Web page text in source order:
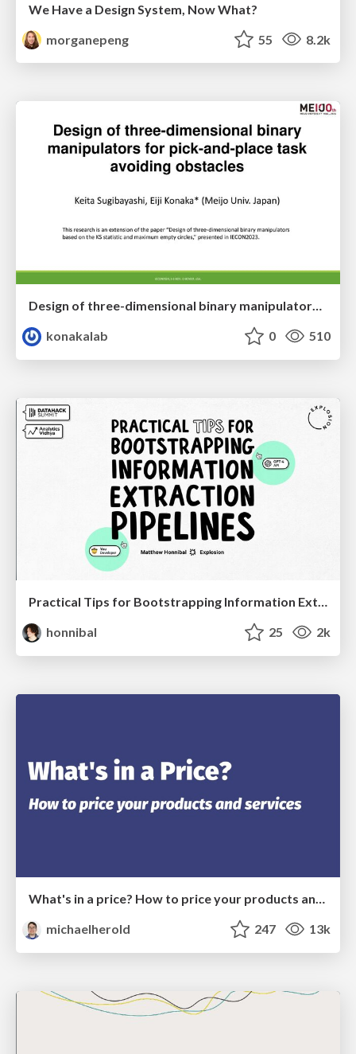
We Have a Design System, Now What?
morganepeng
55 8.2k
Design of three-dimensional binary manipulators for pick-and-place task avoiding obstacles (IECON2024)
konakalab
0 510
Practical Tips for Bootstrapping Information Extraction Pipelines
honnibal
25 2k
michaelherold
247 13k